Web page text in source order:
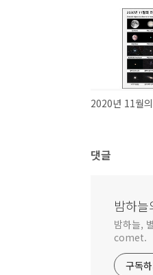
댓글
밤하늘
밤하늘,
comet.
구독